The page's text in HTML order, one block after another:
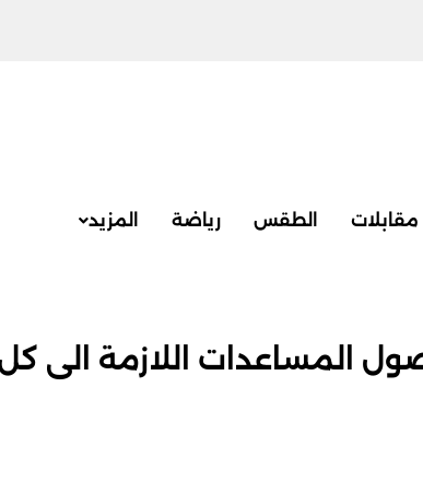
مقابلات الطقس رياضة المزيد
المساعدات اللازمة الى كل